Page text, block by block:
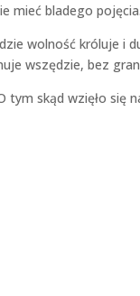
mieć bladego pojęcia.
wolność króluje i
wszędzie, bez
skąd wzięło się